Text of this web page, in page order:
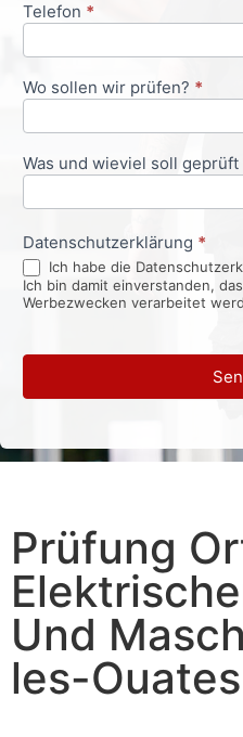
Telefon *
Wo sollen wir prüfen? *
Was und wieviel soll geprüft
Datenschutzerklärung *
Ich habe die
Ich bin damit einverstanden,
Werbezwecken verarbeitet
Prüfung
Und
les-Ouates